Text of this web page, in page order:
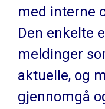
med interne
Den enkelte
meldinger
aktuelle, og
gjennomgå